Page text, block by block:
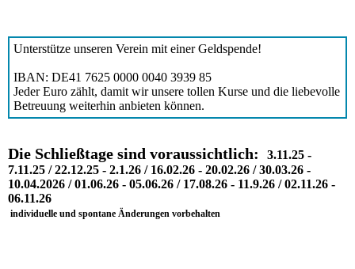
Unterstütze unseren Verein mit einer Geldspende!
IBAN: DE41 7625 0000 0040 3939 85
Jeder Euro zählt, damit wir unsere tollen Kurse und die liebevolle
Betreuung weiterhin anbieten können.
Die Schließtage sind voraussichtlich:
3.11.25 -
7.11.25 / 22.12.25 - 2.1.26 / 16.02.26 - 20.02.26 / 30.03.26 -
10.04.2026 / 01.06.26 - 05.06.26 / 17.08.26 - 11.9.26 / 02.11.26 -
06.11.26
individuelle und spontane Änderungen vorbehalten